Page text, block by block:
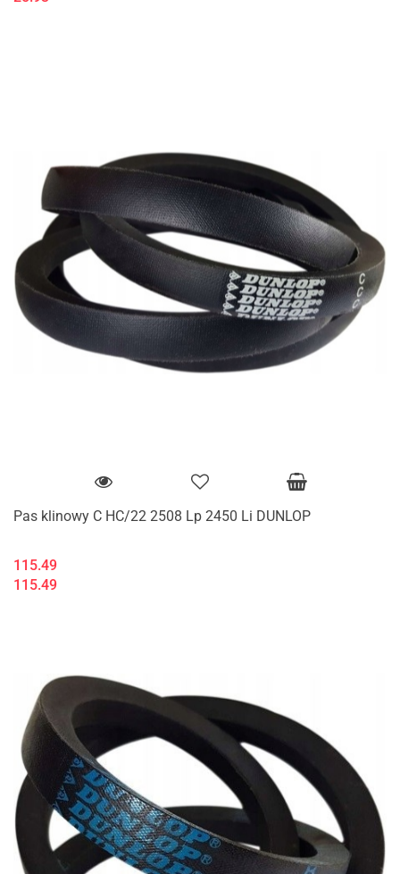
Pas klinowy C HC/22 2508 Lp 2450 Li DUNLOP
115.49
115.49